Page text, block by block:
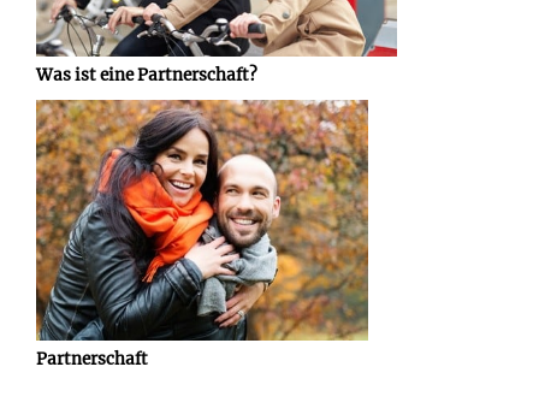
Was ist eine Partnerschaft?
Partnerschaft